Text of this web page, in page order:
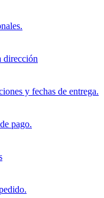
dirección
y fechas de entrega.
pago.